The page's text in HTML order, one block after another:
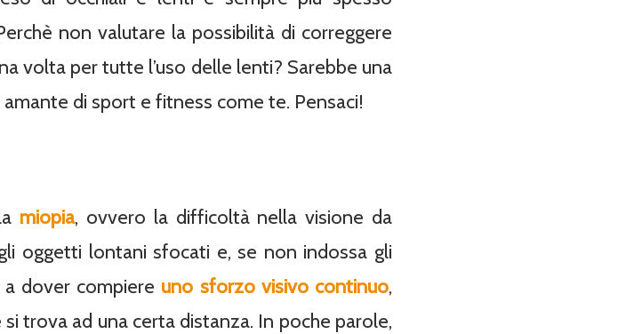
non valutare la possibilità di correggere
volta per tutte l’uso delle lenti? Sarebbe una
di sport e fitness come te. Pensaci!
miopia, ovvero la difficoltà nella visione da
oggetti lontani sfocati e, se non indossa gli
dover compiere uno sforzo visivo continuo,
trova ad una certa distanza. In poche parole,